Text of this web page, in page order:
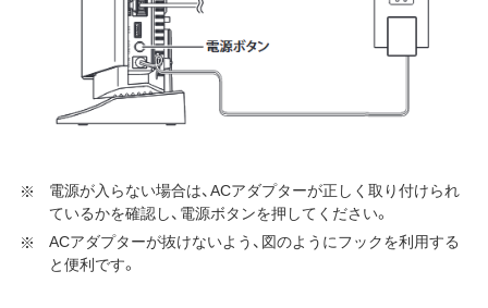
電源が入らない場合は、ACアダプターが正しく取り付けられ
ているかを確認し、電源ボタンを押してください。
ACアダプターが抜けないよう、図のようにフックを利用する
と便利です。